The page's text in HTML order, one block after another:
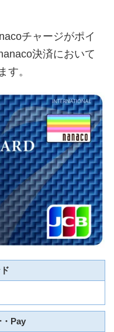
チャージがポイ
決済において
す。
Pay